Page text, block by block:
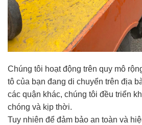
Chúng tôi hoạt động trên quy mô
tô của bạn đang di chuyển trên địa
các quận khác, chúng tôi đều triển
chóng và kịp thời.
Tuy nhiên để đảm bảo an toàn và